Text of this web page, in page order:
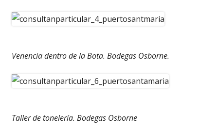
Venencia dentro de la Bota. Bodegas Osborne.
Taller de tonelería. Bodegas Osborne